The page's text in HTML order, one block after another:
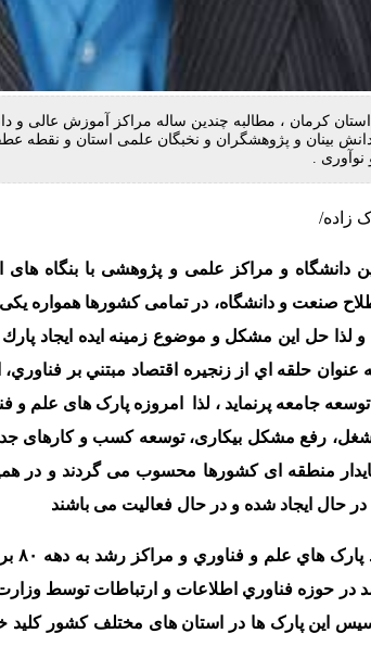
کرمان ، مطالبه چندین ساله مراکز آموزش عالی و
بینان و پژوهشگران و نخبگان علمی استان و نقطه
نوآوری .
زاده/
و مراکز علمی و پژوهشی با بنگاه های
صنعت و دانشگاه، در تمامی کشورها همواره
عنوان حلقه اي از زنجيره اقتصاد مبتني بر
جامعه پرنماید ، لذا امروزه پارک های علم
شغل، رفع مشکل بیکاری، توسعه کسب و کارهای
منطقه ای کشورها محسوب می گردند و در
حال ایجاد شده و در حال فعالیت می باشند
در
تاسیس این پارک ها در استان های مختلف کشور